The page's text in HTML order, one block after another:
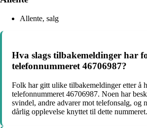
Allente, salg
Hva slags tilbakemeldinger har
telefonnummeret 46706987?
Folk har gitt ulike tilbakemeldinger etter å
telefonnummeret 46706987. Noen har
svindel, andre advarer mot telefonsalg, og
dårlig opplevelse knyttet til dette nummeret.